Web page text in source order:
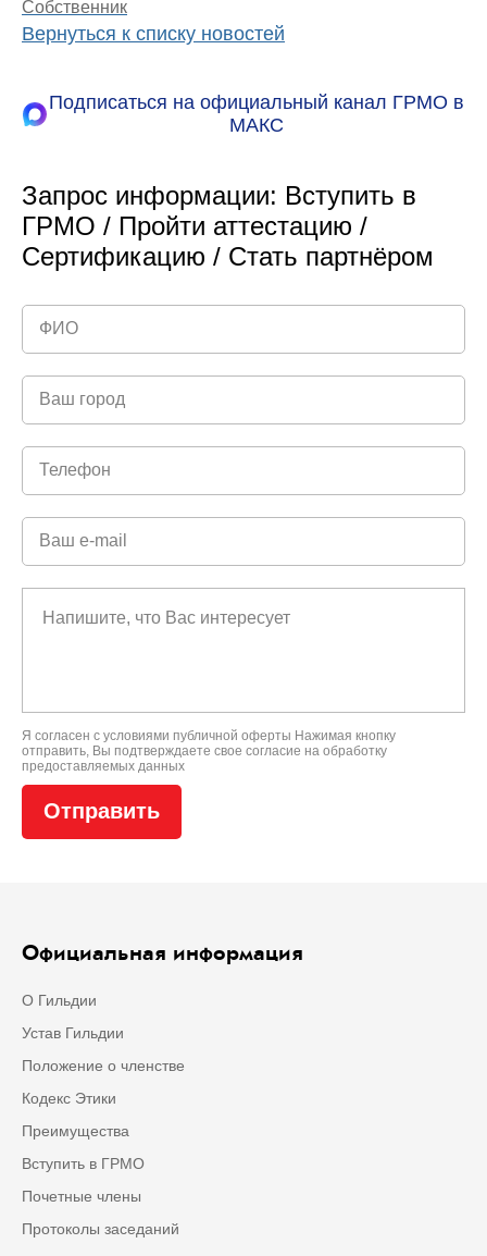
Собственник
Вернуться к списку новостей
Подписаться на официальный канал ГРМО в
МАКС
Запрос информации: Вступить в
ГРМО / Пройти аттестацию /
Сертификацию / Стать партнёром
Я согласен с условиями публичной оферты Нажимая кнопку
отправить, Вы подтверждаете свое согласие на обработку
предоставляемых данных
Официальная информация
О Гильдии
Устав Гильдии
Положение о членстве
Кодекс Этики
Преимущества
Вступить в ГРМО
Почетные члены
Протоколы заседаний